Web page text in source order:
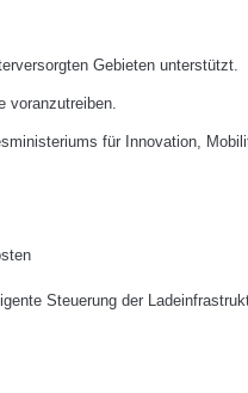
Gebieten unterstützt.
voranzutreiben.
für Innovation,
Steuerung der